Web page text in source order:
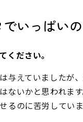
でいっぱい
ください。
与えていました
ないかと思われま
るのに苦労していま